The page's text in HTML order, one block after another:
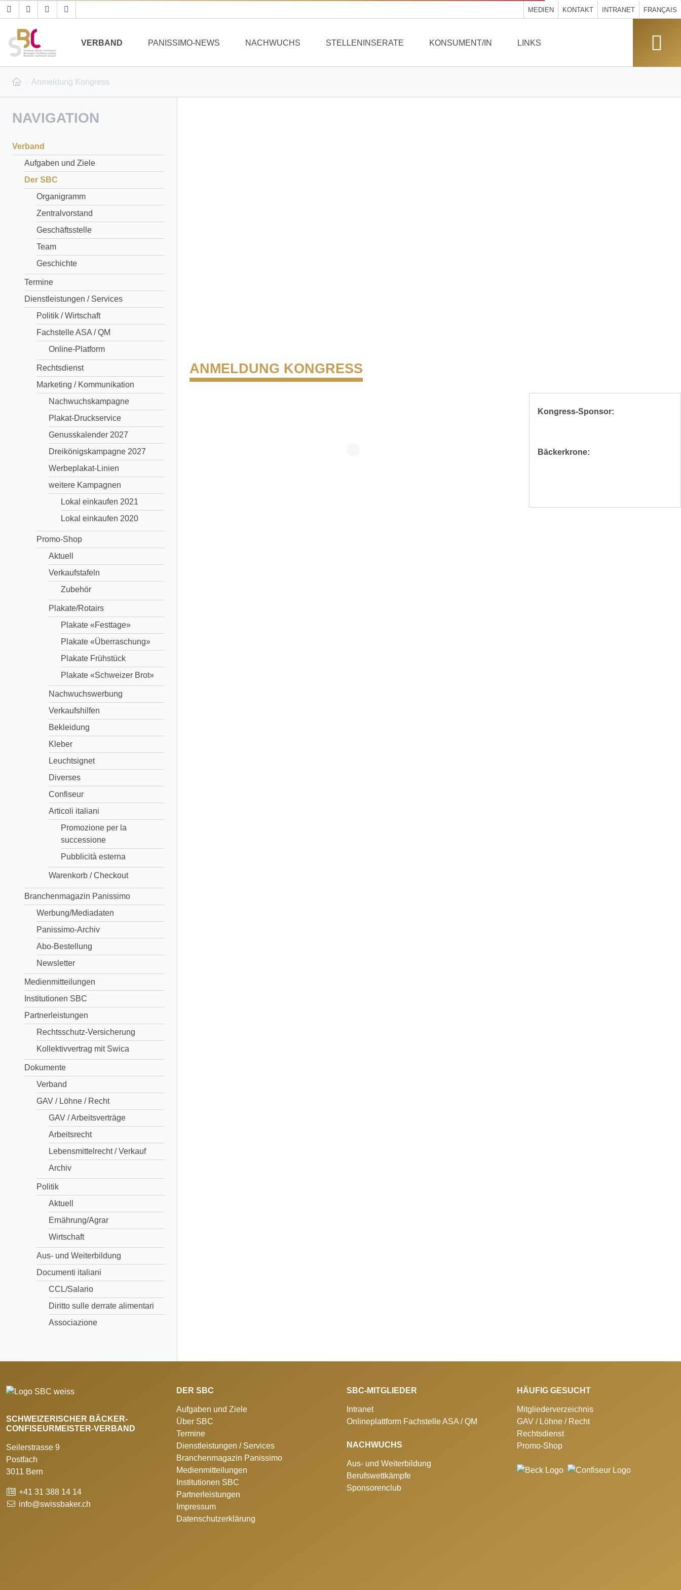
MEDIEN KONTAKT INTRANET FRANÇAIS
VERBAND PANISSIMO-NEWS NACHWUCHS STELLENINSERATE KONSUMENT/IN LINKS
Anmeldung Kongress
NAVIGATION
Verband
Aufgaben und Ziele
Der SBC
Organigramm
Zentralvorstand
Geschäftsstelle
Team
Geschichte
Termine
Dienstleistungen / Services
Politik / Wirtschaft
Fachstelle ASA / QM
Online-Platform
Rechtsdienst
Marketing / Kommunikation
Nachwuchskampagne
Plakat-Druckservice
Genusskalender 2027
Dreikönigskampagne 2027
Werbeplakat-Linien
weitere Kampagnen
Lokal einkaufen 2021
Lokal einkaufen 2020
Promo-Shop
Aktuell
Verkaufstafeln
Zubehör
Plakate/Rotairs
Plakate «Festtage»
Plakate «Überraschung»
Plakate Frühstück
Plakate «Schweizer Brot»
Nachwuchswerbung
Verkaufshilfen
Bekleidung
Kleber
Leuchtsignet
Diverses
Confiseur
Articoli italiani
Promozione per la
successione
Pubblicità esterna
Warenkorb / Checkout
Branchenmagazin Panissimo
Werbung/Mediadaten
Panissimo-Archiv
Abo-Bestellung
Newsletter
Medienmitteilungen
Institutionen SBC
Partnerleistungen
Rechtsschutz-Versicherung
Kollektivvertrag mit Swica
Dokumente
Verband
GAV / Löhne / Recht
GAV / Arbeitsverträge
Arbeitsrecht
Lebensmittelrecht / Verkauf
Archiv
Politik
Aktuell
Ernährung/Agrar
Wirtschaft
Aus- und Weiterbildung
Documenti italiani
CCL/Salario
Diritto sulle derrate alimentari
Associazione
ANMELDUNG KONGRESS
Kongress-Sponsor:
Bäckerkrone:
SCHWEIZERISCHER BÄCKER-
CONFISEURMEISTER-VERBAND
Seilerstrasse 9
Postfach
3011 Bern
+41 31 388 14 14
info@swissbaker.ch
DER SBC
Aufgaben und Ziele
Über SBC
Termine
Dienstleistungen / Services
Branchenmagazin Panissimo
Medienmitteilungen
Institutionen SBC
Partnerleistungen
Impressum
Datenschutzerklärung
SBC-MITGLIEDER
Intranet
Onlineplattform Fachstelle ASA / QM
NACHWUCHS
Aus- und Weiterbildung
Berufswettkämpfe
Sponsorenclub
HÄUFIG GESUCHT
Mitgliederverzeichnis
GAV / Löhne / Recht
Rechtsdienst
Promo-Shop